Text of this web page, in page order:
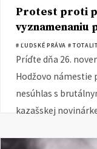
Protest proti
vyznamenaniu
# ĽUDSKÉ PRÁVA #
Príďte dňa 26.
Hodžovo námestie
nesúhlas s
kazašskej